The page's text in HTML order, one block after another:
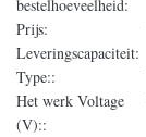
bestelhoeveelheid:
Prijs:
Leveringscapaciteit:
Type::
Het werk Voltage
(V)::